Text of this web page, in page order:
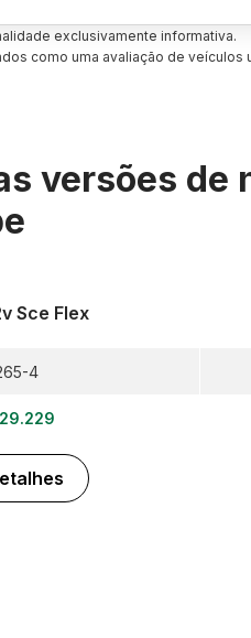
exclusivamente informativa.
como uma avaliação de veículos
versões de
Sce Flex
4